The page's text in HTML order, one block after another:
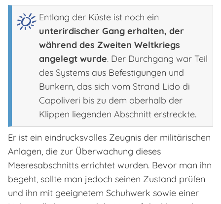
Entlang der Küste ist noch ein
unterirdischer Gang erhalten, der
während des Zweiten Weltkriegs
angelegt wurde. Der Durchgang war Teil
des Systems aus Befestigungen und
Bunkern, das sich vom Strand Lido di
Capoliveri bis zu dem oberhalb der
Klippen liegenden Abschnitt erstreckte.
Er ist ein eindrucksvolles Zeugnis der militärischen
Anlagen, die zur Überwachung dieses
Meeresabschnitts errichtet wurden. Bevor man ihn
begeht, sollte man jedoch seinen Zustand prüfen
und ihn mit geeignetem Schuhwerk sowie einer